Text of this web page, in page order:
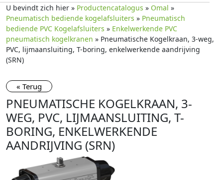
U bevindt zich hier » Productencatalogus » Omal »
Pneumatisch bediende kogelafsluiters » Pneumatisch
bediende PVC Kogelafsluiters » Enkelwerkende PVC
pneumatisch kogelkranen » Pneumatische Kogelkraan, 3-weg,
PVC, lijmaansluiting, T-boring, enkelwerkende aandrijving
(SRN)
« Terug
PNEUMATISCHE KOGELKRAAN, 3-
WEG, PVC, LIJMAANSLUITING, T-
BORING, ENKELWERKENDE
AANDRIJVING (SRN)